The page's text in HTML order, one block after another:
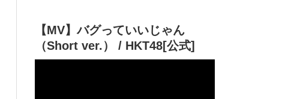
【MV】バグっていいじゃん
（Short ver.） / HKT48[公式]